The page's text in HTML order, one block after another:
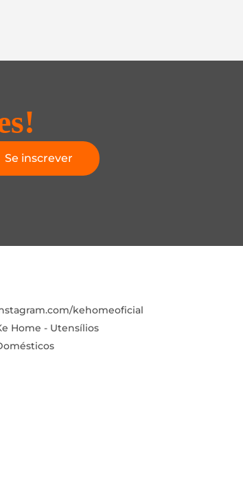
Se inscrever
kehomeoficial
Home - Utensílios